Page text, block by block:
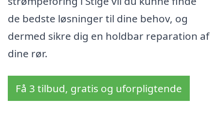
de bedste løsninger til dine behov, og
dermed sikre dig en holdbar reparation af
dine rør.
Få 3 tilbud, gratis og uforpligtende